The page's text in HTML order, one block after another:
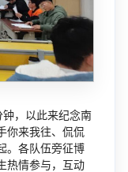
，以此来纪念南
你来我往、侃侃
。各队伍旁征博
热情参与，互动